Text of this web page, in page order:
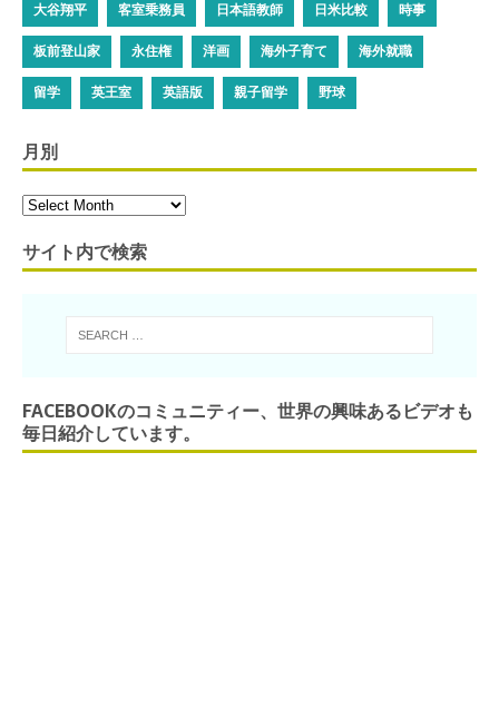
大谷翔平 客室乗務員 日本語教師 日米比較 時事
板前登山家 永住権 洋画 海外子育て 海外就職
留学 英王室 英語版 親子留学 野球
月別
サイト内で検索
FACEBOOKのコミュニティー、世界の興味あるビデオも
毎日紹介しています。